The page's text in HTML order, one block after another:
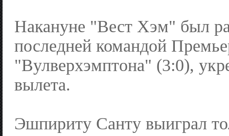
Накануне "Вест Хэм" был
последней командой
"Вулверхэмптона" (3:0),
вылета.
Эшпириту Санту выиграл